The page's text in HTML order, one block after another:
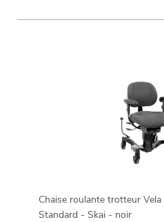
Chaise roulante trotteur Vela
Standard - Skai - noir